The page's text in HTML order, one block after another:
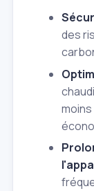
des